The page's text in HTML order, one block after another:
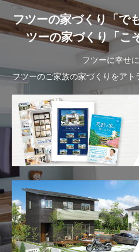
フツーの家づくり「で
ツーの家づくり「こ
フツーに幸せ
フツーのご家族の家づくりをア